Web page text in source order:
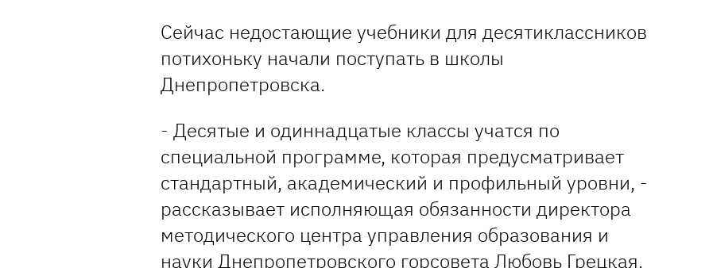
Сейчас недостающие учебники для десятиклассников
потихоньку начали поступать в школы
Днепропетровска.
- Десятые и одиннадцатые классы учатся по
специальной программе, которая предусматривает
стандартный, академический и профильный уровни, -
рассказывает исполняющая обязанности директора
методического центра управления образования и
науки Днепропетровского горсовета Любовь Грецкая.